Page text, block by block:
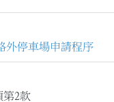
外停車場申請程序
第2款